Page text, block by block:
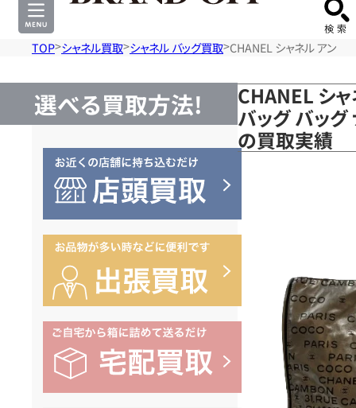
TOP シャネル買取 シャネル バッグ買取 CHANEL シャネル アンリ
選べる買取方法!
CHANEL シャ
バッグ バッ
の買取実績